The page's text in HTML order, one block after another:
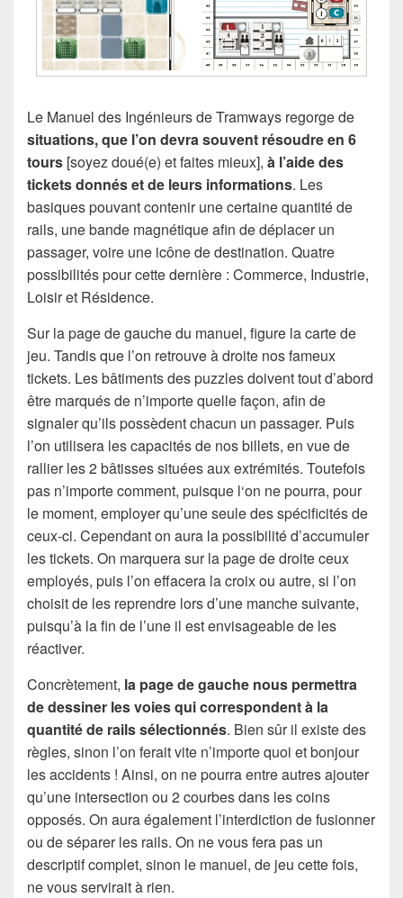
Le Manuel des Ingénieurs de Tramways regorge de
situations, que l’on devra souvent résoudre en 6
tours [soyez doué(e) et faites mieux], à l’aide des
tickets donnés et de leurs informations. Les
basiques pouvant contenir une certaine quantité de
rails, une bande magnétique afin de déplacer un
passager, voire une icône de destination. Quatre
possibilités pour cette dernière : Commerce, Industrie,
Loisir et Résidence.
Sur la page de gauche du manuel, figure la carte de
jeu. Tandis que l’on retrouve à droite nos fameux
tickets. Les bâtiments des puzzles doivent tout d’abord
être marqués de n’importe quelle façon, afin de
signaler qu’ils possèdent chacun un passager. Puis
l’on utilisera les capacités de nos billets, en vue de
rallier les 2 bâtisses situées aux extrémités. Toutefois
pas n’importe comment, puisque l‘on ne pourra, pour
le moment, employer qu’une seule des spécificités de
ceux-ci. Cependant on aura la possibilité d’accumuler
les tickets. On marquera sur la page de droite ceux
employés, puis l’on effacera la croix ou autre, si l’on
choisit de les reprendre lors d’une manche suivante,
puisqu’à la fin de l’une il est envisageable de les
réactiver.
Concrètement, la page de gauche nous permettra
de dessiner les voies qui correspondent à la
quantité de rails sélectionnés. Bien sûr il existe des
règles, sinon l’on ferait vite n’importe quoi et bonjour
les accidents ! Ainsi, on ne pourra entre autres ajouter
qu’une intersection ou 2 courbes dans les coins
opposés. On aura également l’interdiction de fusionner
ou de séparer les rails. On ne vous fera pas un
descriptif complet, sinon le manuel, de jeu cette fois,
ne vous servirait à rien.